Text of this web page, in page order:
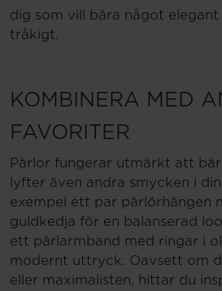
dig som vill bära något elegant
tråkigt.
KOMBINERA MED
FAVORITER
Pärlor fungerar utmärkt att
lyfter även andra smycken i
exempel ett par pärlörhängen
guldkedja för en balanserad
ett pärlarmband med ringar i
modernt uttryck. Oavsett om
eller maximalisten, hittar du